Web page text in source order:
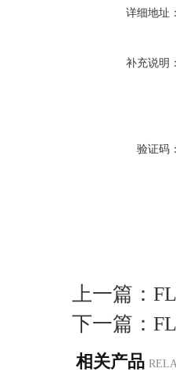
详细地址
补充说明
验证码
上一篇：
下一篇：
相关产品